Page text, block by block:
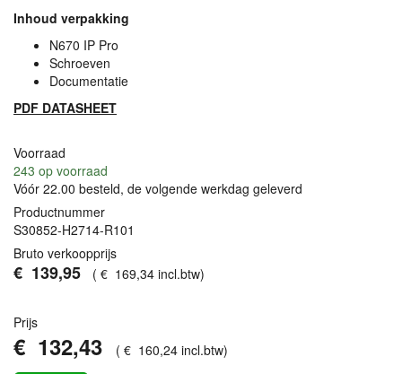
Inhoud verpakking
N670 IP Pro
Schroeven
Documentatie
PDF DATASHEET
Voorraad
243 op voorraad
Vóór 22.00 besteld, de volgende werkdag geleverd
Productnummer
S30852-H2714-R101
Bruto verkoopprijs
€ 139,95 ( € 169,34 incl.btw)
Prijs
€ 132,43 ( € 160,24 incl.btw)